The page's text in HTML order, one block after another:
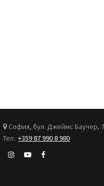
София, бул. Джеймс Баучер,
Тел.:+359 87 990 8 980